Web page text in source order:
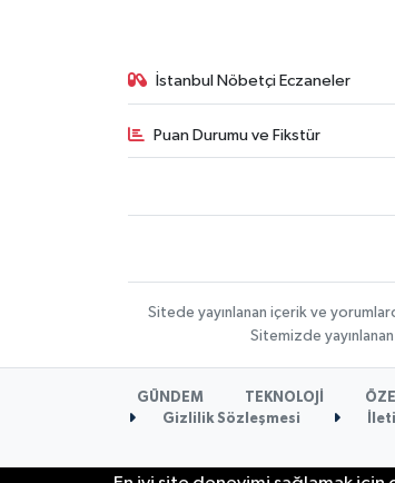
İstanbul Nöbetçi Eczaneler
Puan Durumu ve Fikstür
Sitede yayınlanan içerik ve
Sitemizde
GÜNDEM TEKNOLOJİ
Gizlilik Sözleşmesi